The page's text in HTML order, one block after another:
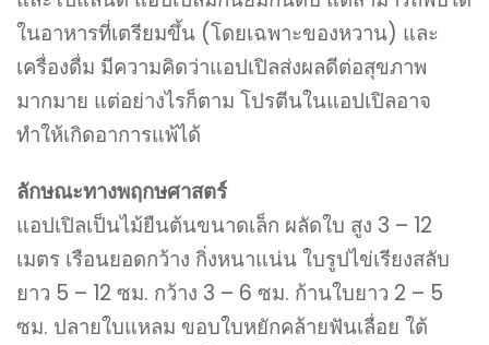
ในอาหารที่เตรียมขึ้น (โดยเฉพาะของหวาน) และ
เครื่องดื่ม มีความคิดว่าแอปเปิลส่งผลดีต่อสุขภาพ
มากมาย แต่อย่างไรก็ตาม โปรตีนในแอปเปิลอาจ
ทำให้เกิดอาการแพ้ได้
ลักษณะทางพฤกษศาสตร์
แอปเปิลเป็นไม้ยืนต้นขนาดเล็ก ผลัดใบ สูง 3 – 12
เมตร เรือนยอดกว้าง กิ่งหนาแน่น ใบรูปไข่เรียงสลับ
ยาว 5 – 12 ซม. กว้าง 3 – 6 ซม. ก้านใบยาว 2 – 5
ซม. ปลายใบแหลม ขอบใบหยักคล้ายฟันเลื่อย ใต้